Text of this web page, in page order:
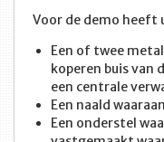
Voor de demo heeft
Een of twee
koperen buis van
een centrale
Een naald
Een onderstel